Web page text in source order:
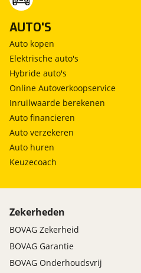
AUTO'S
Auto kopen
Elektrische auto's
Hybride auto's
Online Autoverkoopservice
Inruilwaarde berekenen
Auto financieren
Auto verzekeren
Auto huren
Keuzecoach
Zekerheden
BOVAG Zekerheid
BOVAG Garantie
BOVAG Onderhoudsvrij